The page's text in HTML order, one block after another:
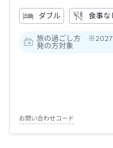
ダブル 食事な
旅の過ごし方 ※2027
発の方対象
お問い合わせコード